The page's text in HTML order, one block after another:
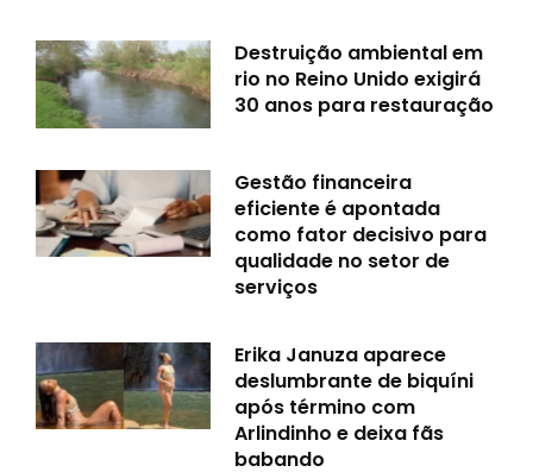
Destruição ambiental em
rio no Reino Unido exigirá
30 anos para restauração
Gestão financeira
eficiente é apontada
como fator decisivo para
qualidade no setor de
serviços
Erika Januza aparece
deslumbrante de biquíni
após término com
Arlindinho e deixa fãs
babando